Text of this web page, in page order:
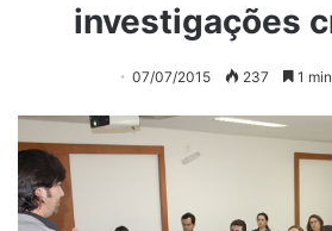
investigações
07/07/2015 237 1